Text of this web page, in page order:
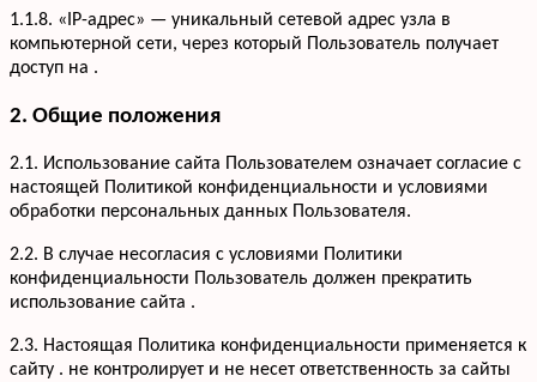
1.1.8. «IP-адрес» — уникальный сетевой адрес узла в
компьютерной сети, через который Пользователь получает
доступ на .
2. Общие положения
2.1. Использование сайта Пользователем означает согласие с
настоящей Политикой конфиденциальности и условиями
обработки персональных данных Пользователя.
2.2. В случае несогласия с условиями Политики
конфиденциальности Пользователь должен прекратить
использование сайта .
2.3. Настоящая Политика конфиденциальности применяется к
сайту . не контролирует и не несет ответственность за сайты